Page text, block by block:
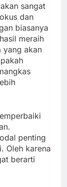
sangat
dan
biasanya
meraih
yang akan
penting
Oleh karena
berarti